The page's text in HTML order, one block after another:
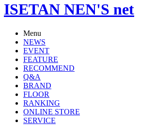
ISETAN NEN'S net
Menu
NEWS
EVENT
FEATURE
RECOMMEND
Q&A
BRAND
FLOOR
RANKING
ONLINE STORE
SERVICE